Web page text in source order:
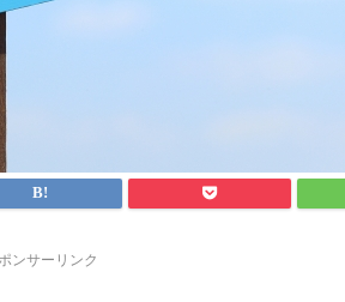
ンサーリンク